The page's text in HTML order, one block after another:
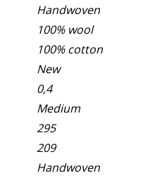
Handwoven
100% wool
100% cotton
New
0,4
Medium
295
209
Handwoven